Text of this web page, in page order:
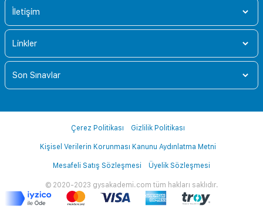
İletişim
Linkler
Son Sınavlar
© 2020-2023 gysakademi.com tüm hakları saklıdır.
Çerez Politikası Gizlilik Politikası
Kişisel Verilerin Korunması Kanunu Aydınlatma Metni
Mesafeli Satış Sözleşmesi Üyelik Sözleşmesi